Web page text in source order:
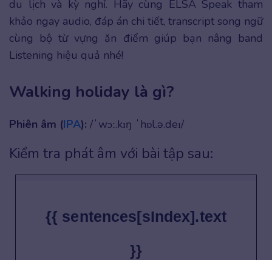
du lịch và kỳ nghỉ. Hãy cùng ELSA Speak tham
khảo ngay audio, đáp án chi tiết, transcript song ngữ
cùng bộ từ vựng ăn điểm giúp bạn nâng band
Listening hiệu quả nhé!
Walking holiday là gì?
Phiên âm (IPA): /ˈwɔː.kɪŋ ˈhɒl.ə.deɪ/
Kiểm tra phát âm với bài tập sau:
{{ sentences[sIndex].text
}}